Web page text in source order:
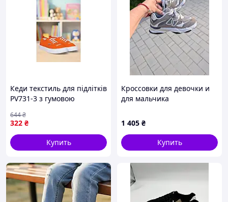
Кеди текстиль для підлітків
PV731-3 з гумовою
ходьби і активного
відпочинку
322 ₴
644₴
Купить
Кроссовки для девочки и
для мальчика
1 405 ₴
Купить